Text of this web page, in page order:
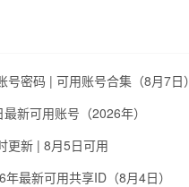
密码 | 可用账号合集（8月7日）
新可用账号（2026年）
更新 | 8月5日可用
最新可用共享ID（8月4日）